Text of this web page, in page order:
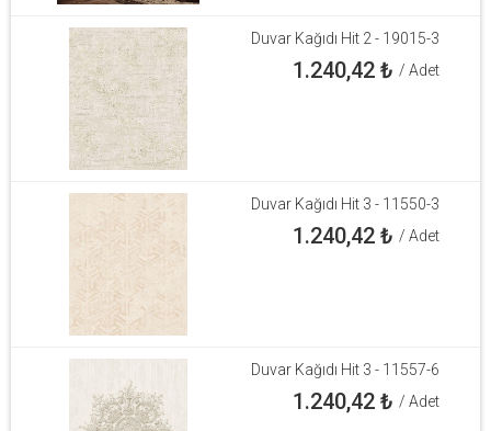
Duvar Kağıdı Hit 2 - 19015-3
1.240,42₺ / Adet
Duvar Kağıdı Hit 3 - 11550-3
1.240,42₺ / Adet
Duvar Kağıdı Hit 3 - 11557-6
1.240,42₺ / Adet